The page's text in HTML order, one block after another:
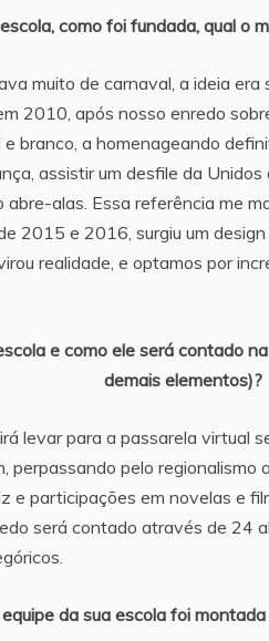
como foi fundada, qual o
muito de carnaval, a ideia
2010, após nosso enredo
branco, a homenageando
assistir um desfile da
alas. Essa referência me
2015 e 2016, surgiu um
realidade, e optamos por
e como ele será contado
demais elementos)?
levar para a passarela virtual
perpassando pelo regionalismo
e participações em novelas e
será contado através de 24
da sua escola foi